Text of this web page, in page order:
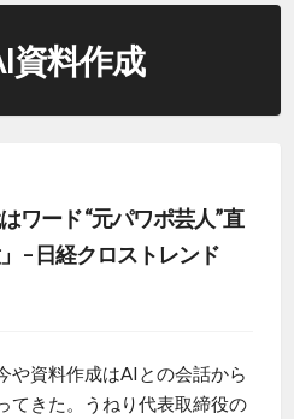
資料作成
ワード “元パワポ芸人”直
– 日経クロストレンド
や資料作成はAIとの会話から
てきた。うねり代表取締役の